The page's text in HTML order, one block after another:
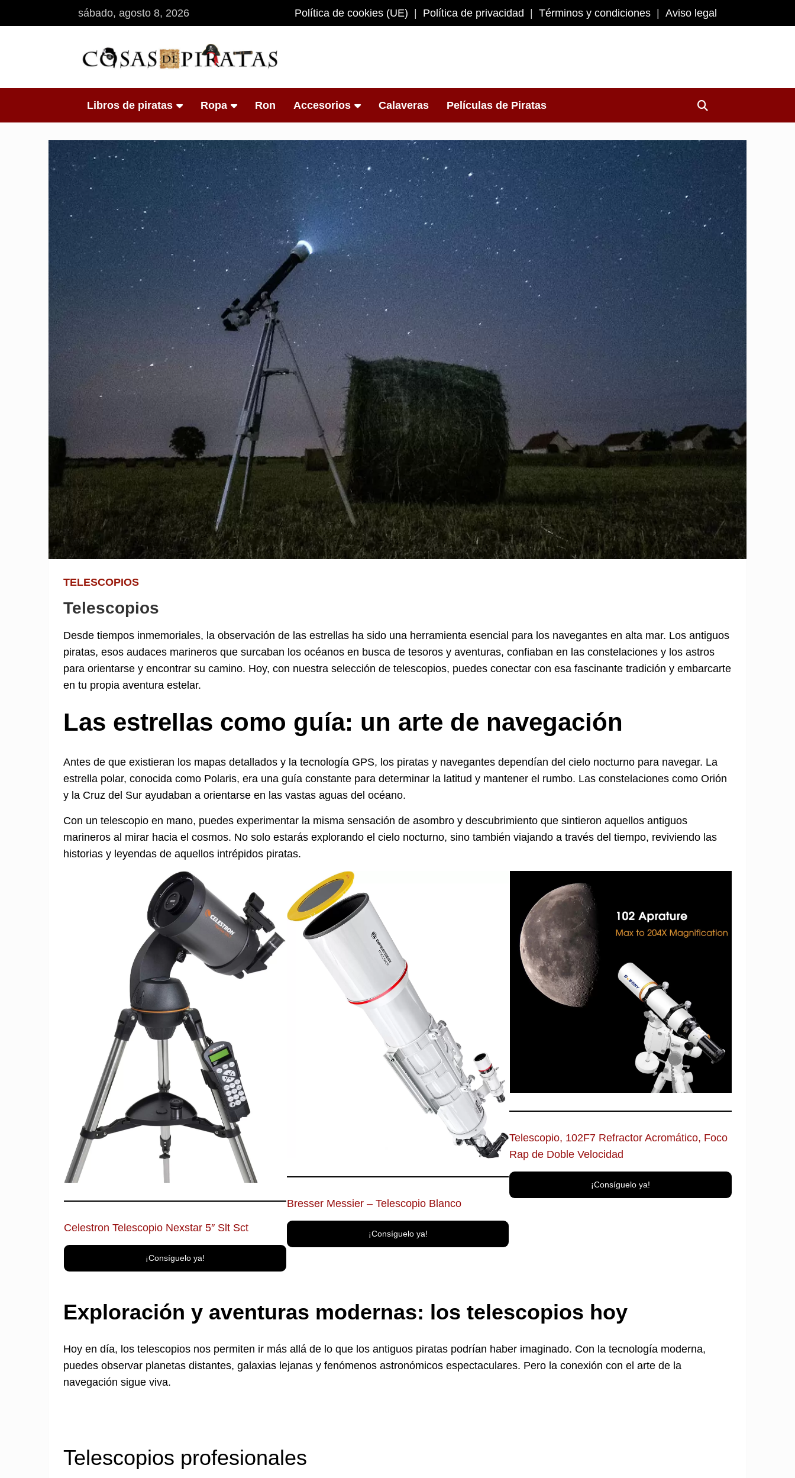
al
sábado, agosto 8, 2026 Política de cookies (UE) Política de privacidad Términos y condiciones Aviso legal
Cosas de Piratas
Libros de piratas Ropa Ron Accesorios Calaveras Películas de Piratas
TELESCOPIOS
Telescopios
Desde tiempos inmemoriales, la observación de las estrellas ha sido una herramienta esencial para los navegantes en alta mar. Los antiguos
piratas, esos audaces marineros que surcaban los océanos en busca de tesoros y aventuras, confiaban en las constelaciones y los astros
para orientarse y encontrar su camino. Hoy, con nuestra selección de telescopios, puedes conectar con esa fascinante tradición y embarcarte
en tu propia aventura estelar.
Las estrellas como guía: un arte de navegación
Antes de que existieran los mapas detallados y la tecnología GPS, los piratas y navegantes dependían del cielo nocturno para navegar. La
estrella polar, conocida como Polaris, era una guía constante para determinar la latitud y mantener el rumbo. Las constelaciones como Orión
y la Cruz del Sur ayudaban a orientarse en las vastas aguas del océano.
Con un telescopio en mano, puedes experimentar la misma sensación de asombro y descubrimiento que sintieron aquellos antiguos
marineros al mirar hacia el cosmos. No solo estarás explorando el cielo nocturno, sino también viajando a través del tiempo, reviviendo las
historias y leyendas de aquellos intrépidos piratas.
Celestron Telescopio Nexstar 5″ Slt Sct
¡Consíguelo ya!
Bresser Messier – Telescopio Blanco
¡Consíguelo ya!
Telescopio, 102F7 Refractor Acromático, Foco
Rap de Doble Velocidad
¡Consíguelo ya!
Exploración y aventuras modernas: los telescopios hoy
Hoy en día, los telescopios nos permiten ir más allá de lo que los antiguos piratas podrían haber imaginado. Con la tecnología moderna,
puedes observar planetas distantes, galaxias lejanas y fenómenos astronómicos espectaculares. Pero la conexión con el arte de la
navegación sigue viva.
Telescopios profesionales